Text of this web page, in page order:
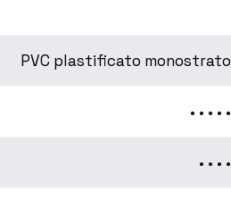
PVC plastificato monostrato
• • • • •
• • • •